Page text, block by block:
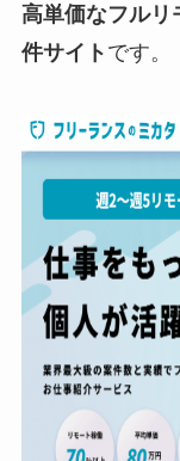
高単価なフルリ
件サイト です。